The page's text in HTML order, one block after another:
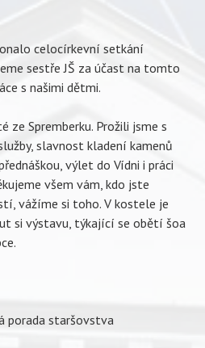
celocírkevní setkání
sestře JŠ za účast na tomto
s našimi dětmi.
ze Spremberku. Prožili jsme s
slavnost kladení kamenů
výlet do Vídni i práci
všem vám, kdo jste
vážíme si toho. V kostele je
si výstavu, týkající se obětí šoa
porada staršovstva